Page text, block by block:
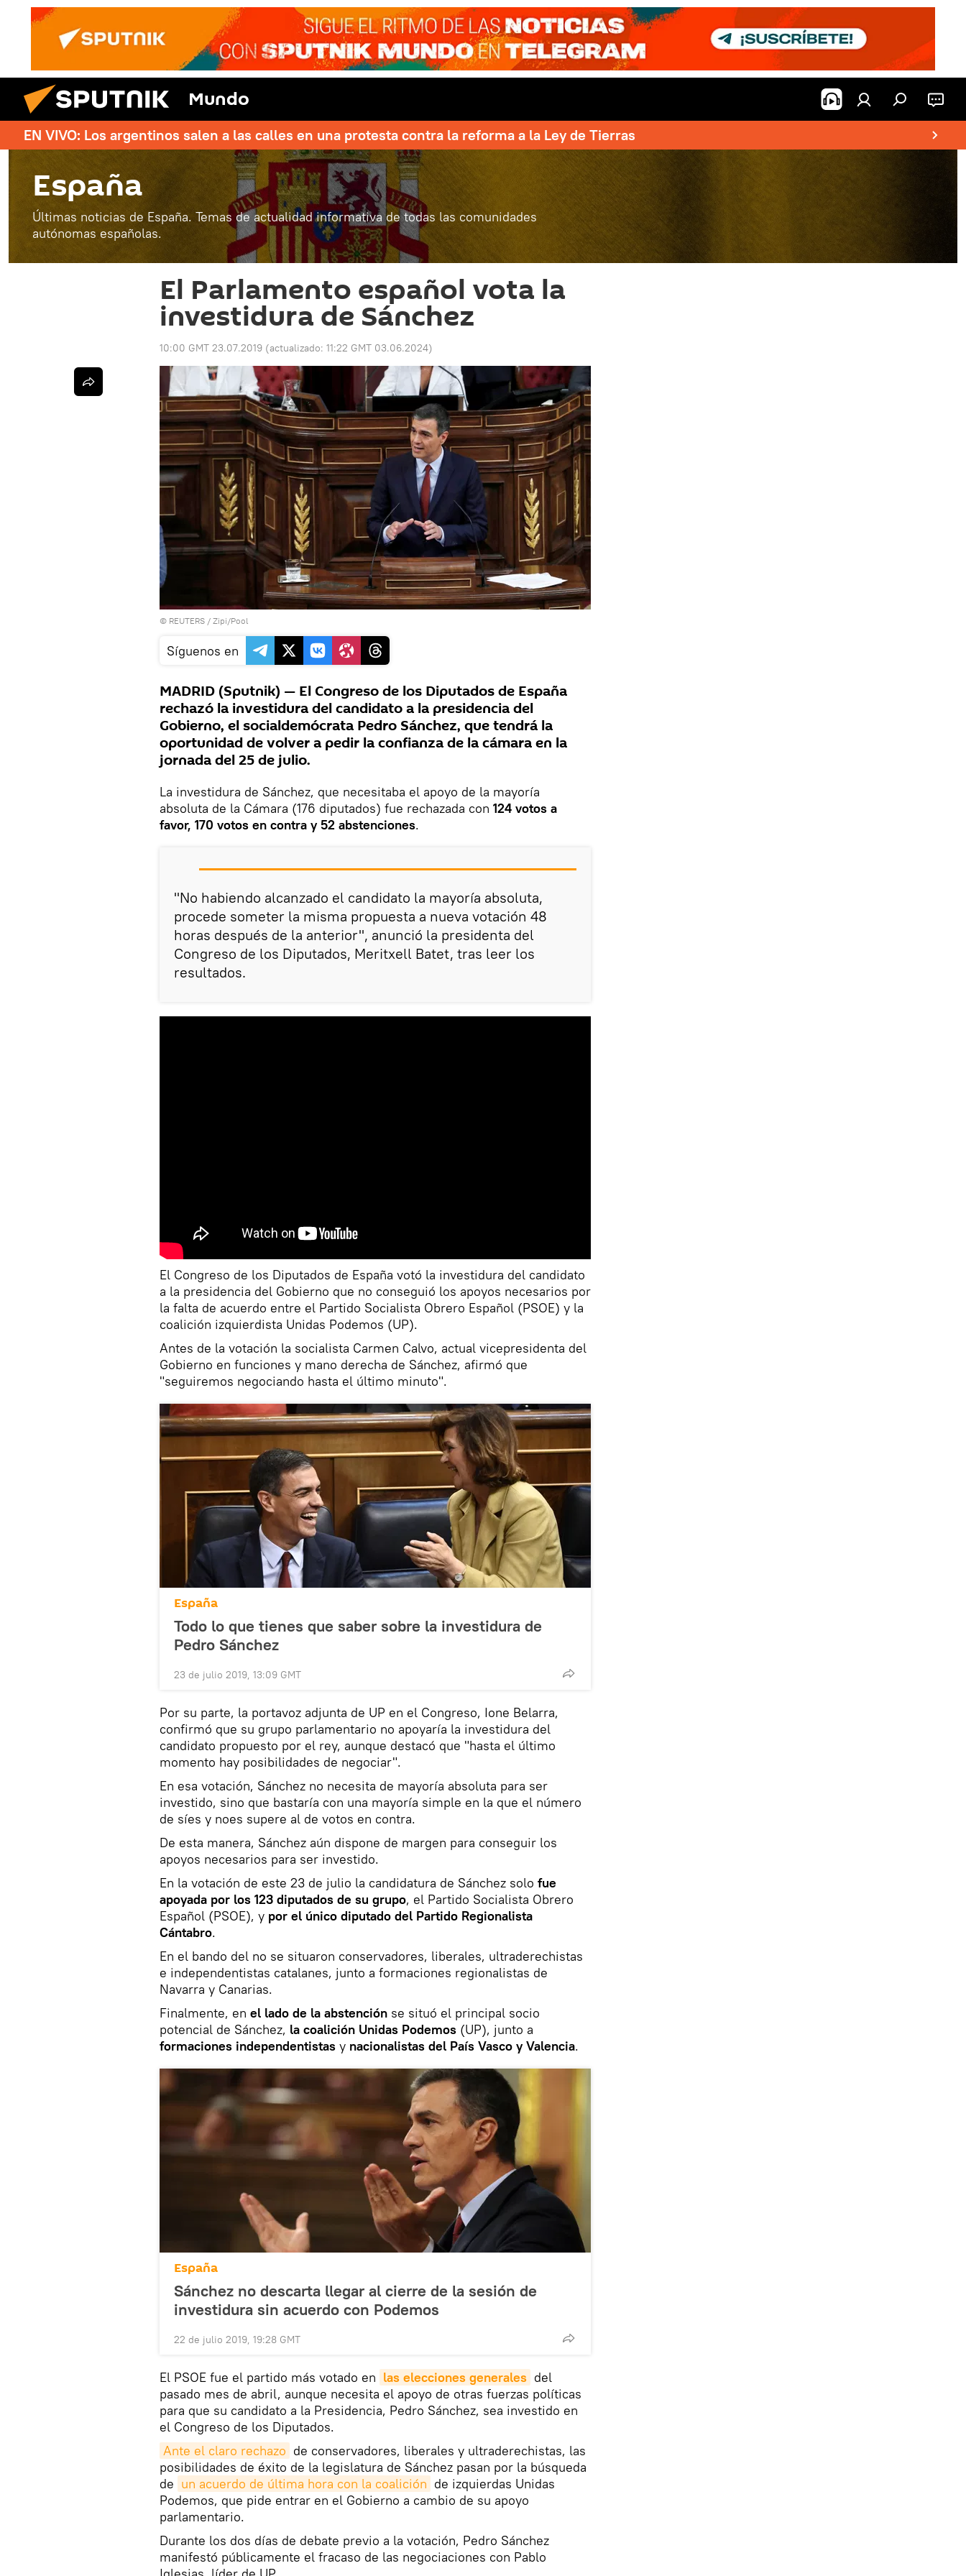
Mundo
EN VIVO: Los argentinos salen a las calles en una protesta contra la reforma a la Ley de Tierras
España
Últimas noticias de España. Temas de actualidad informativa de todas las comunidades
autónomas españolas.
El Parlamento español vota la
investidura de Sánchez
10:00 GMT 23.07.2019 (actualizado: 11:22 GMT 03.06.2024)
© REUTERS / Zipi/Pool
Síguenos en
MADRID (Sputnik) — El Congreso de los Diputados de España
rechazó la investidura del candidato a la presidencia del
Gobierno, el socialdemócrata Pedro Sánchez, que tendrá la
oportunidad de volver a pedir la confianza de la cámara en la
jornada del 25 de julio.
La investidura de Sánchez, que necesitaba el apoyo de la mayoría
absoluta de la Cámara (176 diputados) fue rechazada con 124 votos a
favor, 170 votos en contra y 52 abstenciones.
"No habiendo alcanzado el candidato la mayoría absoluta,
procede someter la misma propuesta a nueva votación 48
horas después de la anterior", anunció la presidenta del
Congreso de los Diputados, Meritxell Batet, tras leer los
resultados.
El Congreso de los Diputados de España votó la investidura del candidato
a la presidencia del Gobierno que no conseguió los apoyos necesarios por
la falta de acuerdo entre el Partido Socialista Obrero Español (PSOE) y la
coalición izquierdista Unidas Podemos (UP).
Antes de la votación la socialista Carmen Calvo, actual vicepresidenta del
Gobierno en funciones y mano derecha de Sánchez, afirmó que
"seguiremos negociando hasta el último minuto".
España
Todo lo que tienes que saber sobre la investidura de
Pedro Sánchez
23 de julio 2019, 13:09 GMT
Por su parte, la portavoz adjunta de UP en el Congreso, Ione Belarra,
confirmó que su grupo parlamentario no apoyaría la investidura del
candidato propuesto por el rey, aunque destacó que "hasta el último
momento hay posibilidades de negociar".
En esa votación, Sánchez no necesita de mayoría absoluta para ser
investido, sino que bastaría con una mayoría simple en la que el número
de síes y noes supere al de votos en contra.
De esta manera, Sánchez aún dispone de margen para conseguir los
apoyos necesarios para ser investido.
En la votación de este 23 de julio la candidatura de Sánchez solo fue
apoyada por los 123 diputados de su grupo, el Partido Socialista Obrero
Español (PSOE), y por el único diputado del Partido Regionalista
Cántabro.
En el bando del no se situaron conservadores, liberales, ultraderechistas
e independentistas catalanes, junto a formaciones regionalistas de
Navarra y Canarias.
Finalmente, en el lado de la abstención se situó el principal socio
potencial de Sánchez, la coalición Unidas Podemos (UP), junto a
formaciones independentistas y nacionalistas del País Vasco y Valencia.
España
Sánchez no descarta llegar al cierre de la sesión de
investidura sin acuerdo con Podemos
22 de julio 2019, 19:28 GMT
El PSOE fue el partido más votado en las elecciones generales del
pasado mes de abril, aunque necesita el apoyo de otras fuerzas políticas
para que su candidato a la Presidencia, Pedro Sánchez, sea investido en
el Congreso de los Diputados.
Ante el claro rechazo de conservadores, liberales y ultraderechistas, las
posibilidades de éxito de la legislatura de Sánchez pasan por la búsqueda
de un acuerdo de última hora con la coalición de izquierdas Unidas
Podemos, que pide entrar en el Gobierno a cambio de su apoyo
parlamentario.
Durante los dos días de debate previo a la votación, Pedro Sánchez
manifestó públicamente el fracaso de las negociaciones con Pablo